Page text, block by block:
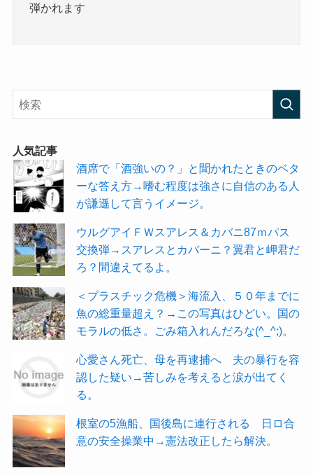
弾かれます
人気記事
酒席で「酒強いの？」と聞かれたときのベタ
ーな答え方→嗜む程度は強さに自信のある人
が謙遜して言うイメージ。
ウルグアイＦＷスアレス＆カバニ87ｍパス
交換弾→スアレスとカバーニ？翼君と岬君だ
ろ？間違えてるよ。
＜プラスチック危機＞海流入、５０年までに
魚の総重量超え？→この写真はひどい。国の
モラルの低さ。ごみ箱入れんだろな(^_^;)。
心愛さん死亡、母を再逮捕へ 夫の暴行を容
認した疑い→苦しみを考えると涙が出てく
る。
根室の5漁船、国後島に連行される 日ロ合
意の安全操業中→憲法改正したら解決。